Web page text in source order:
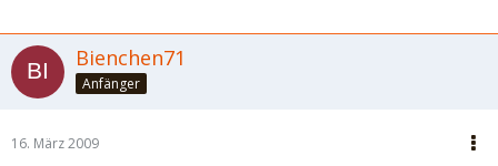
Bienchen71
Anfänger
16. März 2009